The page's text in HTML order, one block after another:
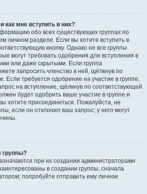
как мне вступить в них?
обо всех существующих группах по
личном разделе. Если вы хотите вступить в
кнопку. Однако не все группы
могут требовать одобрения для вступления в
или даже скрытыми. Если группа
запросить членство в ней, щёлкнув по
Если требуется одобрение на участие в группе,
на вступление, щёлкнув по соответствующей
будет одобрить ваше участие в группе и
хотите присоединиться. Пожалуйста, не
если он отклонил ваш запрос; у него могут
группы?
при их создании администраторами
в создании группы, сначала
попробуйте отправить ему личное